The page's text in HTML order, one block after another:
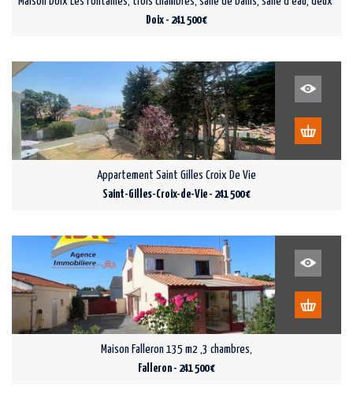
Doix - 241 500 €
Appartement Saint Gilles Croix De Vie
Saint-Gilles-Croix-de-Vie - 241 500 €
Maison Falleron 135 m2 ,3 chambres,
Falleron - 241 500 €